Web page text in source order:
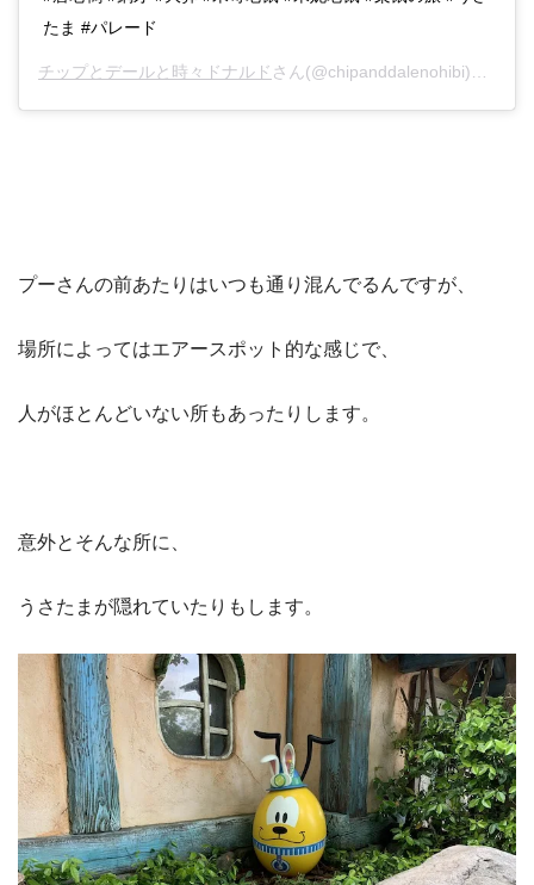
たま #パレード
チップとデールと時々ドナルド さん(@chipanddalenohibi)がシェアした投稿 –
プーさんの前あたりはいつも通り混んでるんですが、
場所によってはエアースポット的な感じで、
人がほとんどいない所もあったりします。
意外とそんな所に、
うさたまが隠れていたりもします。